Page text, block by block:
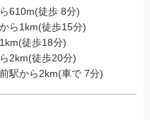
610m(徒歩 8分)
ら1km(徒歩15分)
徒歩18分)
2km(徒歩20分)
駅から2km(車で 7分)